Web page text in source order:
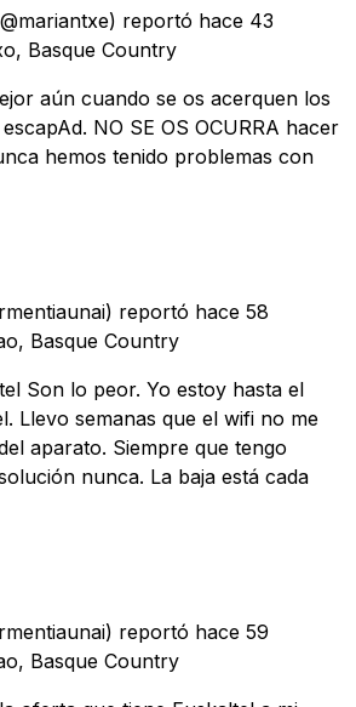
reportó hace 43
Basque Country
aún cuando se os acerquen los
NO SE OS OCURRA hacer
hemos tenido problemas con
reportó hace 58
Basque Country
Son lo peor. Yo estoy hasta el
Llevo semanas que el wifi no me
aparato. Siempre que tengo
nunca. La baja está cada
reportó hace 59
Basque Country